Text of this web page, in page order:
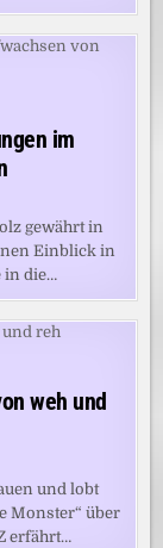
im
gewährt in
Einblick in
in die…
weh und
und lobt
Monster“ über
erfährt…